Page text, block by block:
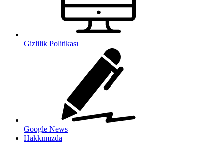
Gizlilik Politikası
Google News
Hakkımızda